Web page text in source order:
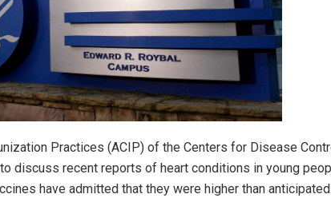
Practices (ACIP) of the Centers for Disease
discuss recent reports of heart conditions in young
have admitted that they were higher than anticipated.